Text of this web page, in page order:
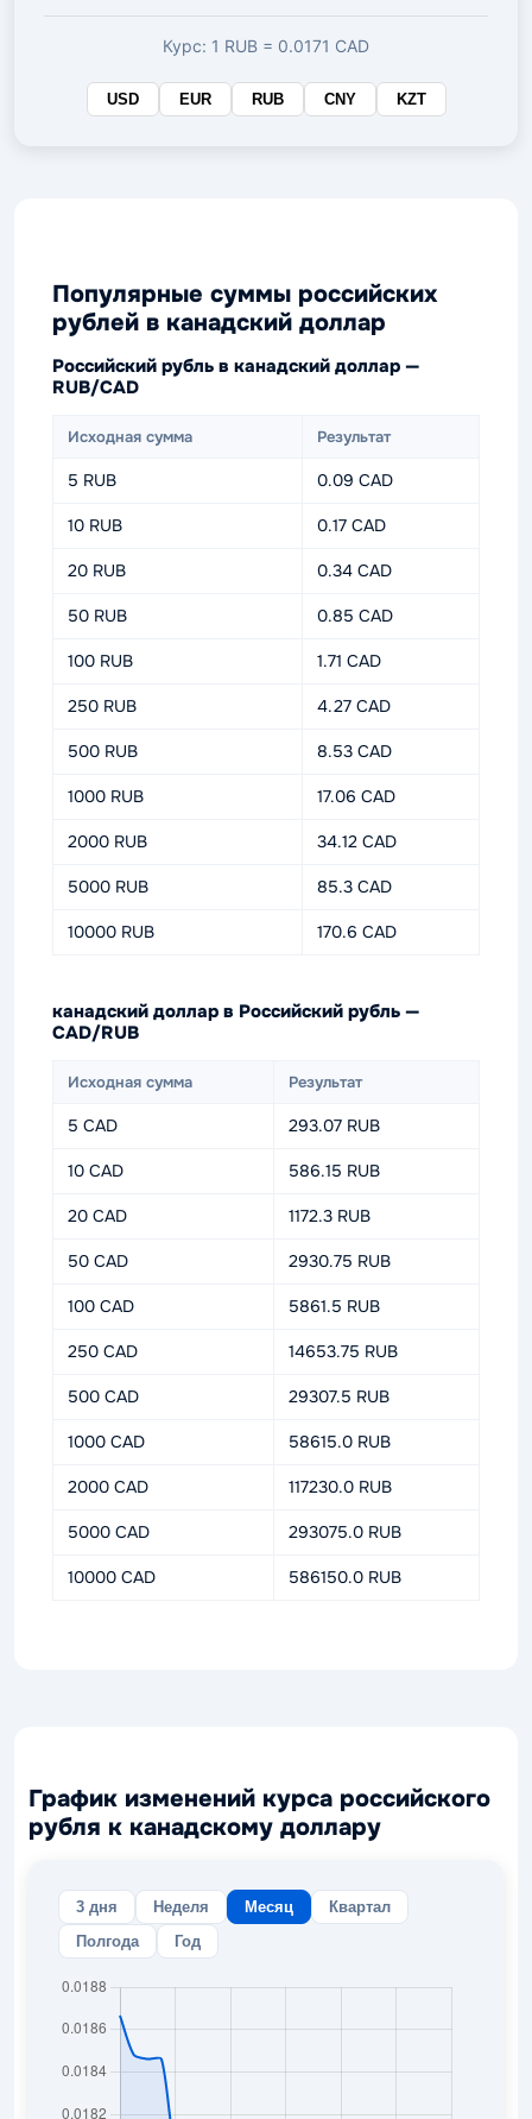
валюте
Курс: 1 RUB = 0.0171 CAD
USD EUR RUB CNY KZT
Популярные суммы российских
рублей в канадский доллар
Российский рубль в канадский доллар —
RUB/CAD
Исходная сумма Результат
5 RUB 0.09 CAD
10 RUB 0.17 CAD
20 RUB 0.34 CAD
50 RUB 0.85 CAD
100 RUB 1.71 CAD
250 RUB 4.27 CAD
500 RUB 8.53 CAD
1000 RUB 17.06 CAD
2000 RUB 34.12 CAD
5000 RUB 85.3 CAD
10000 RUB 170.6 CAD
канадский доллар в Российский рубль —
CAD/RUB
Исходная сумма Результат
5 CAD 293.07 RUB
10 CAD 586.15 RUB
20 CAD 1172.3 RUB
50 CAD 2930.75 RUB
100 CAD 5861.5 RUB
250 CAD 14653.75 RUB
500 CAD 29307.5 RUB
1000 CAD 58615.0 RUB
2000 CAD 117230.0 RUB
5000 CAD 293075.0 RUB
10000 CAD 586150.0 RUB
График изменений курса российского
рубля к канадскому доллару
3 дня Неделя Месяц
Квартал
Полгода
Год